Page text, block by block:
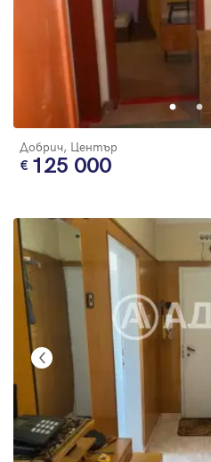
Добрич, Център
125 000